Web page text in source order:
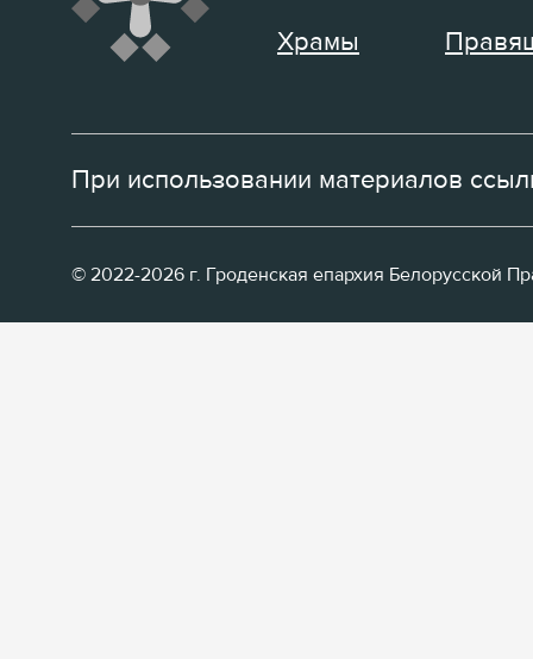
Храмы
При использовании материалов
© 2022-2026 г. Гроденская епархия Белорусской